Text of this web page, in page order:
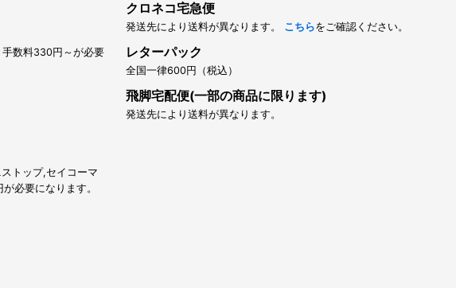
数料330円～が必要
トップ,セイコーマ
必要になります。
クロネコ宅急便
発送先により送料が異なります。 こちらをご確認ください。
レターパック
全国一律600円（税込）
飛脚宅配便(一部の商品に限ります)
発送先により送料が異なります。